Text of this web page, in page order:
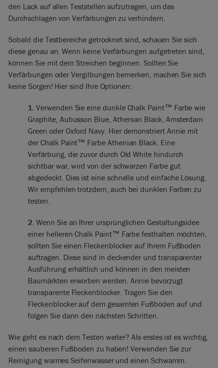
den Lack auf allen Teststellen aufzutragen, um das
Durchschlagen von Verfärbungen zu verhindern.
Sobald die Testbereiche getrocknet sind, schauen Sie sich
diese genau an. Wenn keine Verfärbungen aufgetreten sind,
können Sie mit dem Streichen beginnen. Sollten Sie
Verfärbungen oder Vergilbungen bemerken, machen Sie sich
keine Sorgen! Hier sind Ihre Optionen:
1. Verwenden Sie eine dunkle Chalk Paint™ Farbe wie
Graphite, Aubusson Blue, Athenian Black, Amsterdam
Green oder Oxford Navy. Hier demonstriert Annie mit
der Chalk Paint™ Farbe Athenian Black. Eine
Verfärbung, die zuvor durch Old White hindurch
sichtbar war, wird von der schwarzen Farbe gut
abgedeckt. Dies ist eine schnelle und einfache Lösung.
Wir empfehlen trotzdem, auch bei dunklen Farben zu
testen.
2. Wenn Sie an Ihrer ursprünglichen Gestaltungsidee
einer helleren Chalk Paint™ Farbe festhalten möchten,
sollten Sie einen Fleckenblocker auf Ihrem Fußboden
auftragen. Diese sind in deckender und transparenter
Ausführung erhältlich und können in den meisten
Baumärkten erworben werden. Annie bevorzugt
transparente Fleckenblocker. Tragen Sie den
Fleckenblocker auf dem gesamten Fußboden auf und
folgen Sie dann den nächsten Schritten.
Wie geht es nach dem Testen weiter? Als erstes ist es wichtig,
einen sauberen Fußboden zu haben! Verwenden Sie zur
Reinigung warmes Seifenwasser und einen Schwamm.